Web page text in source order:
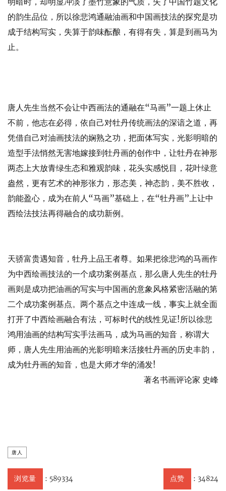
明暗时，却明显冲淡了墨竹意象的气质，失了中国竹题文化
的韵生品位，所以徐悲鸿通融油画和中国画技法的探究是功
成于结构写实，失算于韵味酝酿，有得有失，算是到画马为
止。
唐人先生当然不会让中西画法的通融在“马画”一题上休止
不前，他志在必得，依自己对牡丹传统画法的深谙之道，再
凭借自己对油画技法的娴熟之功，把面体写实，光影明暗的
造型手法悄然无害地嫁接到牡丹画的创作中，让牡丹在神形
两态上大放青绿生态和雅观韵味，花头实感悦目，花叶绿意
盎然，更有艺术的神形张力，形态美，神态韵，美不胜收，
韵能盈心，成为在前人“马画”基础上，在“牡丹画”上让中
西绘法技法再得融合的成功新例。
天骄富贵遇知音，牡丹上品王者尊。如果把徐悲鸿的马画作
为中西绘画技法的一个成功案例基点，那么唐人先生的牡丹
画则是成功把油画的写实与中国画的意象风格紧密活融的第
二个成功案例基点。两个基点之中连成一线，事实上就全面
打开了中西绘画融合有法，可标时代的线性见证!所以徐悲
鸿用油画的结构写实手法画马，成为马画的知音，称谓大
师，唐人先生用油画的光影明暗来活接牡丹画的历史丰韵，
成为牡丹画的知音，也是大师才华的涌发!
著名书画评论家 史峰
唐人
浏览量 : 589334 点赞 : 34824